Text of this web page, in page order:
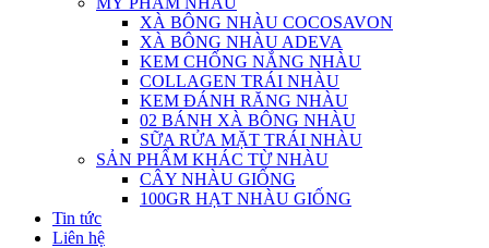
XÀ BÔNG NHÀU COCOSAVON
XÀ BÔNG NHÀU ADEVA
KEM CHỐNG NẮNG NHÀU
COLLAGEN TRÁI NHÀU
KEM ĐÁNH RĂNG NHÀU
02 BÁNH XÀ BÔNG NHÀU
SỮA RỬA MẶT TRÁI NHÀU
SẢN PHẨM KHÁC TỪ NHÀU
CÂY NHÀU GIỐNG
100GR HẠT NHÀU GIỐNG
Tin tức
Liên hệ